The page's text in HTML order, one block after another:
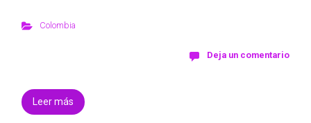
Colombia
Deja un comentario
Leer más